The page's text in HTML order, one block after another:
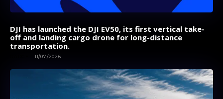
DJI has launched the DJI EV50, its first vertical take-
off and landing cargo drone for long-distance
transportation.
11/07/2026